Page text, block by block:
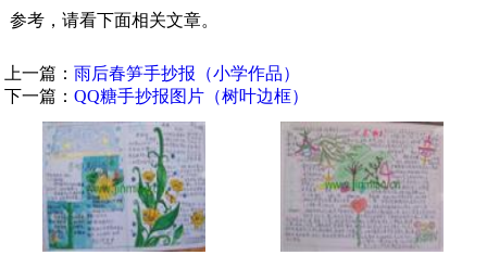
参考，请看下面相关文章。
上一篇：雨后春笋手抄报（小学作品）
下一篇：QQ糖手抄报图片（树叶边框）